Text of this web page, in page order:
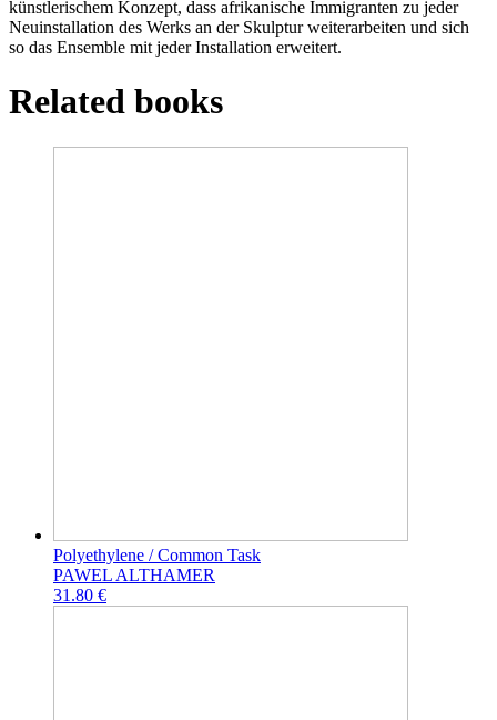
künstlerischem Konzept, dass afrikanische Immigranten zu jeder
Neuinstallation des Werks an der Skulptur weiterarbeiten und sich
so das Ensemble mit jeder Installation erweitert.
Related books
Polyethylene / Common Task
PAWEL ALTHAMER
31.80 €